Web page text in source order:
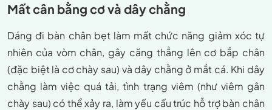
Mất cân bằng cơ và dây chằng
Dáng đi bàn chân bẹt làm mất chức năng giảm xóc tự
nhiên của vòm chân, gây căng thẳng lên cơ bắp chân
(đặc biệt là cơ chày sau) và dây chằng ở mắt cá. Khi dây
chằng làm việc quá tải, tình trạng viêm (như viêm gân
chày sau) có thể xảy ra, làm yếu cấu trúc hỗ trợ bàn chân